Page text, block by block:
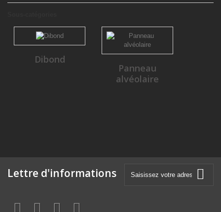
Dibond
Panneau
alvéolaire
Lettre d'informations